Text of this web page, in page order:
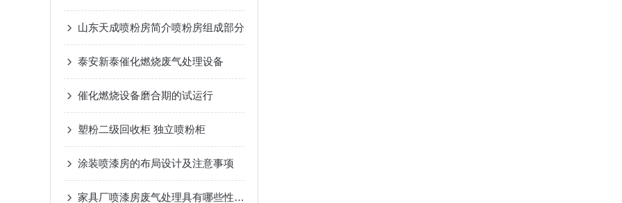
山东天成喷粉房简介喷粉房组成部分
泰安新泰催化燃烧废气处理设备
催化燃烧设备磨合期的试运行
塑粉二级回收柜 独立喷粉柜
涂装喷漆房的布局设计及注意事项
家具厂喷漆房废气处理具有哪些性能小优势